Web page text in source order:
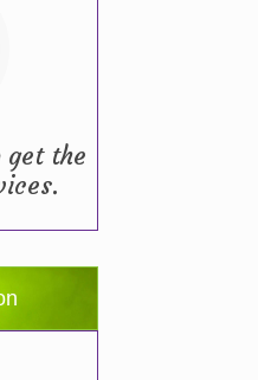
get the